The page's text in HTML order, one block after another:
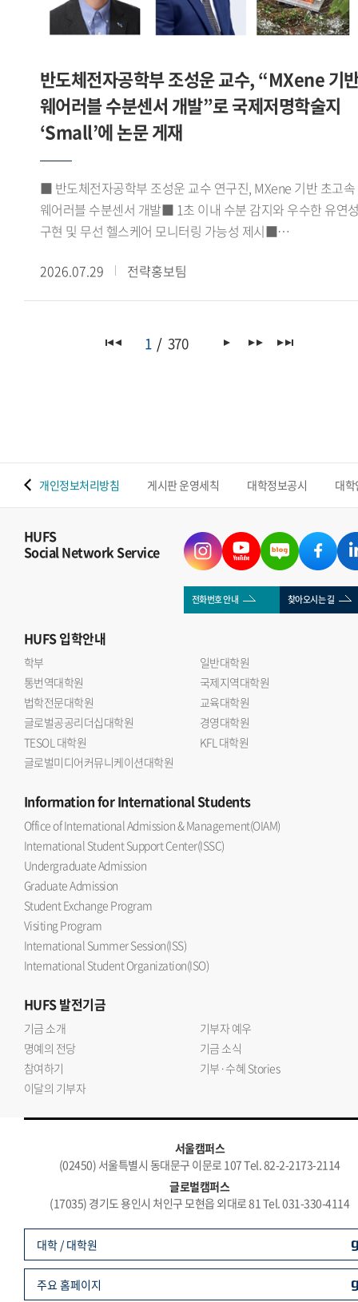
지원사업 내용의 소개로 마무리됐다.이번 학술대회는 한일
양국의 중동 연구자들이 동아시아의 무슬림 이주민이라는 공통
다졌다는 점에서 의의가 있다.
주한모로코대사의 축사를 비롯해 아비르 파이살(Abeer Faisal)
주한이집트대사관 2등서기관, 조지 해리슨(George Harrison)
연구센터의 출범을 축하하고 향후 활동에 대한 기대를 전했다.
포럼에서는 정지원 GBSI 센터 코디네이터가 'GBSI
아프리카녹색성장연구센터 VISION 2030'을 주제로 센터의
중장기 연구 비전과 추진 방향을 발표했다. 이어 노지현
아프리카연구소 HK연구교수, 김규연 이화여자대학교
기후변화예측연구센터 박사후연구원, 에마누엘라 도린 코피
(Emmanuella Doreen Kwofie) 녹색기후기금(GCF) 프로그램
오피서(Programme Officer)가 발표와 토론에 참여해 한-
등에 대해 심도 있는 논의를 이어갔다.이번 포럼은
관련 분야의 학술 교류와 공동 연구를 확대하는 계기가 됐다.
반도체전자공학부 조성운 교수, “MXene 기
웨어러블 수분센서 개발”로 국제저명학술지
‘Small’에 논문 게재
■ 반도체전자공학부 조성운 교수 연구진, MXene 기반 초고속
웨어러블 수분센서 개발■ 1초 이내 수분 감지와 우수한 유연
구현 및 무선 헬스케어 모니터링 가능성 제시■
『Small』(Impact factor 11.8) 게재우리 대학
반도체전자공학부 조성운 교수 연구진이 실리카 나노입자와
이를 무선 헬스케어 모니터링 시스템에 성공적으로 적용했다고
수분 이동 통로와 반응 면적이 감소하는 한계가 있었다.
연구진은 실리카 나노입자를 MXene 층 사이에 삽입한 계층적
다공성 SNP@MXene 구조를 개발해 재적층을 억제하고 수분
이동성과 센서의 감도 안정성을 높였다.개발된 센서는 3~88%
의 상대습도 범위를 감지했으며, 응답과 회복 모두 1초 이내에
이뤄졌다. 기존 MXene 센서보다 감도가 약 4배 향상됐고,
25일간 안정적인 성능을 유지했다. 또한 2,250회의 반복 굽힘
이후에도 초기 성능의 약 95% 이상을 유지했다.연구진은
센서를 상용 기저귀와 Wi-Fi 통신 모듈에 연계해 젖음 정도와
반복적인 수분 유입을 실시간으로 감지했다. 이를 통해
영유아와 노약자, 거동이 불편한 환자의 배뇨 상태를 원격
모니터링할 가능성을 제시했다.조성운 교수는 이번 연구는
MXene의 재적층 문제를 해결하면서 높은 감도와 빠른
응답성을 동시에 구현했다는 데 의미가 있다 며 한국외대
반도체전자공학부의 반도체 소재 소자 및 지능형 센서 분야
연구 경쟁력을 높이는 계기가 되길 기대한다 고 말했다.연구
결과는 응집물질물리학 분야 JCR 상위 10% 이내
국제저명학술지인 『Small』(Impact factor 11.8)에 2026년
7월 10일에 온라인 게재됐다. 논문 제목은 Hierarchically
Porous SNP@MXene Hybrid Architectures for Ultra-
Responsive Moisture Sensing and Wireless Smart-
Wearable Hydration Diagnostics 이다.
2026.07.29 전략홍보팀
1 370
개인정보처리방침 게시판 운영세칙 대학정보공시 대
HUFS
Social Network Service
전화번호 안내 찾아오시는 길
HUFS입학안내
학부
일반대학원
통번역대학원
국제지역대학원
법학전문대학원
교육대학원
글로벌공공리더십대학원
경영대학원
TESOL 대학원
KFL 대학원
글로벌미디어커뮤니케이션대학원
Informationfor International Students
Office of International Admission & Management(OIAM)
International Student Support Center(ISSC)
Undergraduate Admission
Graduate Admission
Student Exchange Program
Visiting Program
International Summer Session(ISS)
International Student Organization(ISO)
HUFS발전기금
기금 소개
기부자 예우
명예의 전당
기금 소식
참여하기
기부·수혜 Stories
이달의 기부자
서울캠퍼스
(02450) 서울특별시 동대문구 이문로 107 Tel. 82-2-2173-2114
글로벌캠퍼스
(17035) 경기도 용인시 처인구 모현읍 외대로 81 Tel. 031-330-4114
대학 / 대학원
주요 홈페이지